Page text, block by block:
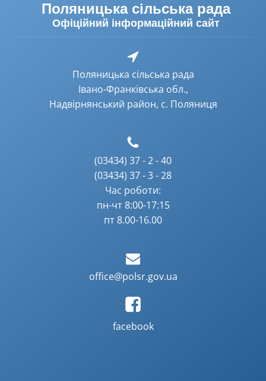
Поляницька сільська рада
Офіційний інформаційний сайт
Поляницька сільська рада
Івано-Франківська обл.,
Надвірнянський район, с. Поляниця
(03434) 37 - 2 - 40
(03434) 37 - 3 - 28
Час роботи:
пн-чт 8:00-17:15
пт 8.00-16.00
office@polsr.gov.ua
facebook